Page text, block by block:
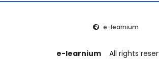
e-learnium
e-learnium All rights